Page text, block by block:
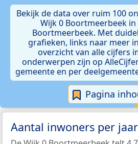
Bekijk de data over ruim 100
Wijk 0 Boortmeerbeek
Boortmeerbeek. Met
grafieken, links naar meer
overzicht van alle cijfers
onderwerpen zijn op
gemeente en per
Pagina
Aantal inwoners per jaar